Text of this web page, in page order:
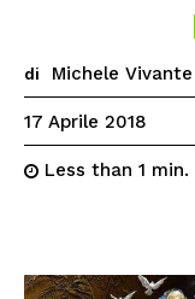
di Michele Vivante
17 Aprile 2018
Less than 1 min.